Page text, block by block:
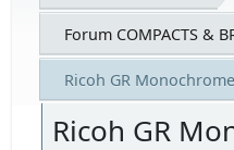
Forum COMPACTS &
Ricoh GR Monochrome
Ricoh GR